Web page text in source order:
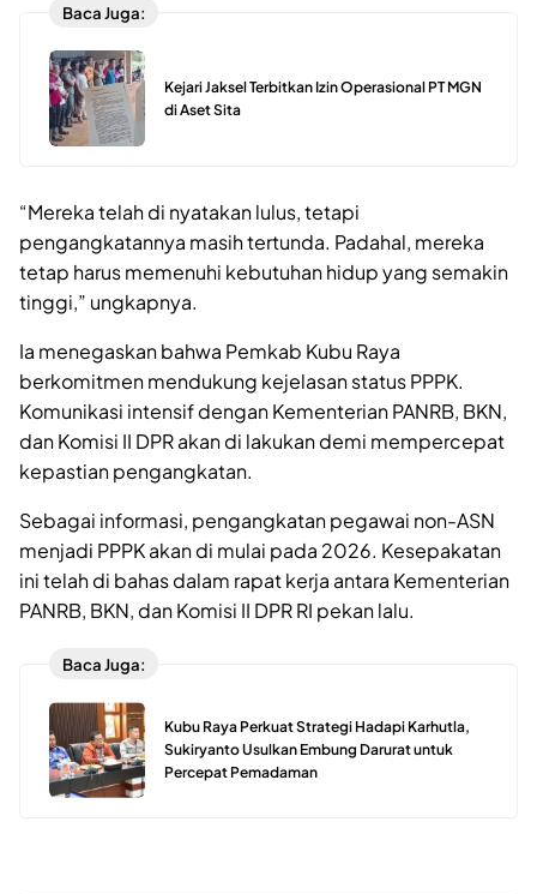
Baca Juga:
Kejari Jaksel Terbitkan Izin Operasional PT MGN
di Aset Sita
“Mereka telah di nyatakan lulus, tetapi
pengangkatannya masih tertunda. Padahal, mereka
tetap harus memenuhi kebutuhan hidup yang semakin
tinggi,” ungkapnya.
Ia menegaskan bahwa Pemkab Kubu Raya
berkomitmen mendukung kejelasan status PPPK.
Komunikasi intensif dengan Kementerian PANRB, BKN,
dan Komisi II DPR akan di lakukan demi mempercepat
kepastian pengangkatan.
Sebagai informasi, pengangkatan pegawai non-ASN
menjadi PPPK akan di mulai pada 2026. Kesepakatan
ini telah di bahas dalam rapat kerja antara Kementerian
PANRB, BKN, dan Komisi II DPR RI pekan lalu.
Baca Juga:
Kubu Raya Perkuat Strategi Hadapi Karhutla,
Sukiryanto Usulkan Embung Darurat untuk
Percepat Pemadaman